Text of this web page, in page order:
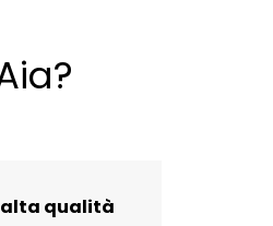
qualità